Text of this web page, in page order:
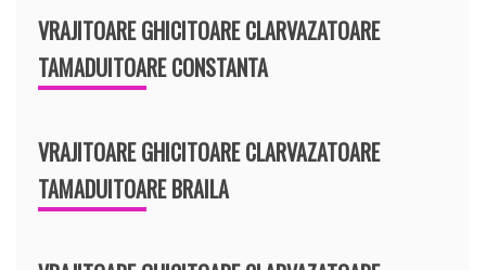
VRAJITOARE GHICITOARE CLARVAZATOARE
TAMADUITOARE CONSTANTA
VRAJITOARE GHICITOARE CLARVAZATOARE
TAMADUITOARE BRAILA